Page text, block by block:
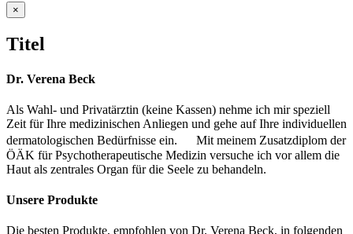
Close
product
view
×
Titel
Dr. Verena Beck
Als Wahl- und Privatärztin (keine Kassen) nehme ich mir speziell
Zeit für Ihre medizinischen Anliegen und gehe auf Ihre individuellen
dermatologischen Bedürfnisse ein. Mit meinem Zusatzdiplom der
ÖÄK für Psychotherapeutische Medizin versuche ich vor allem die
Haut als zentrales Organ für die Seele zu behandeln.
Unsere Produkte
Die besten Produkte, empfohlen von Dr. Verena Beck, in folgenden